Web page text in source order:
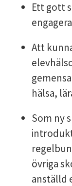
Ett gott
Att
hälsa,
Som ny
övriga
anställd